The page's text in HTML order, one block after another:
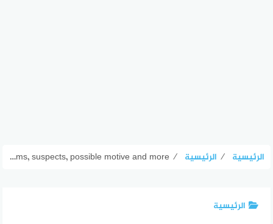
الرئيسية ⁄ الرئيسية ⁄
What we know about the San Diego shooting victims, suspects, possible motive and more
الرئيسية